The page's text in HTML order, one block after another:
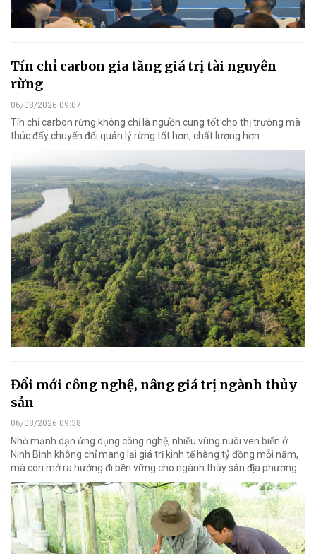
Tín chỉ carbon gia tăng giá trị tài nguyên
rừng
06/08/2026 09:07
Tín chỉ carbon rừng không chỉ là nguồn cung tốt cho thị trường mà
thúc đẩy chuyển đổi quản lý rừng tốt hơn, chất lượng hơn.
Đổi mới công nghệ, nâng giá trị ngành thủy
sản
06/08/2026 09:38
Nhờ mạnh dạn ứng dụng công nghệ, nhiều vùng nuôi ven biển ở
Ninh Bình không chỉ mang lại giá trị kinh tế hàng tỷ đồng mỗi năm,
mà còn mở ra hướng đi bền vững cho ngành thủy sản địa phương.